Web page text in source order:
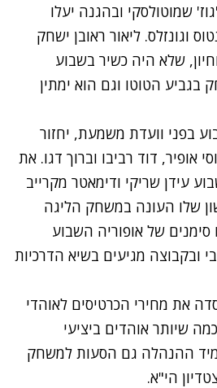
שמוטולסקי ובהגנה יעלו
וגונזלס. ליאור ראובן ישחק
שלא היה כשיר בשבוע
הטוטו וגם הוא ימתין
בפני וועדת משמעת, יחזור
יוסי אופיר, דוד רביבו וברוך דגו. את
עידן שריקי ודימאטר מקרייב
שלו העונה במשחק הליגה
של אופוריה השבוע
ובקבוצה מגיעים בשיא הדרכיות
את מחירי הכרטיסים לאוהדי
שיותר אוהדים ביציעי
ההנהלה גם הסעות למשחק
הי"א.